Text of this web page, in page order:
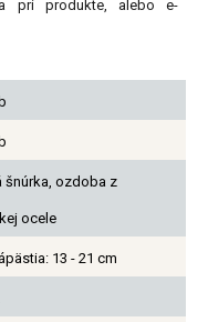
pri produkte, alebo e-
šnúrka, ozdoba z
ocele
13 - 21 cm